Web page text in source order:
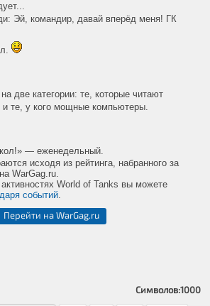
Эй, командир, давай вперёд меня! ГК
две категории: те, которые читают
и те, у кого мощные компьютеры.
— еженедельный.
исходя из рейтинга, набранного за
WarGag.ru.
World of Tanks вы можете
событий.
Перейти на WarGag.ru
Символов:1000